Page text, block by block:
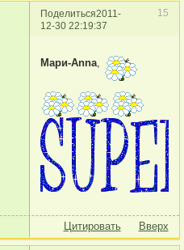
Поделиться 15
2011-
12-30 22:19:37
Мари-Anna,
Цитировать Вверх